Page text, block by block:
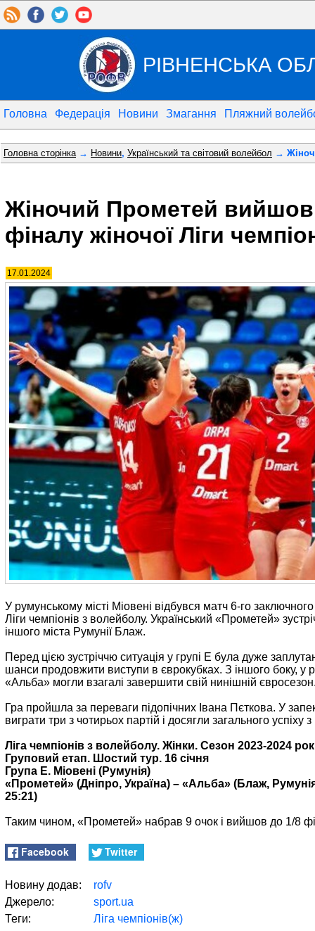
РІВНЕНСЬКА
Головна Федерація Новини Змагання Пляжний
Головна сторінка→ Новини, Український та світовий волейбол →
Жіночий Прометей
фіналу жіночої Ліги
17.01.2024
У румунському місті Міовені відбувся матч 6-го
Ліги чемпіонів з волейболу. Український «Прометей»
іншого міста Румунії Блаж.
Перед цією зустріччю ситуація у групі Е була дуже
шанси продовжити виступи в єврокубках. З іншого боку, у
«Альба» могли взагалі завершити свій нинішній
Гра пройшла за переваги підопічних Івана Пєткова. У
виграти три з чотирьох партій і досягли загального успіху
Ліга чемпіонів з волейболу. Жінки. Сезон 2023-2024
Груповий етап. Шостий тур. 16 січня
Група Е. Міовені (Румунія)
«Прометей» (Дніпро, Україна) – «Альба» (Блаж,
25:21)
Таким чином, «Прометей» набрав 9 очок і вийшов до 1/8
Facebook Twitter
Новину додав:
rofv
Джерело:
sport.ua
Теги:
Ліга чемпіонів(ж)